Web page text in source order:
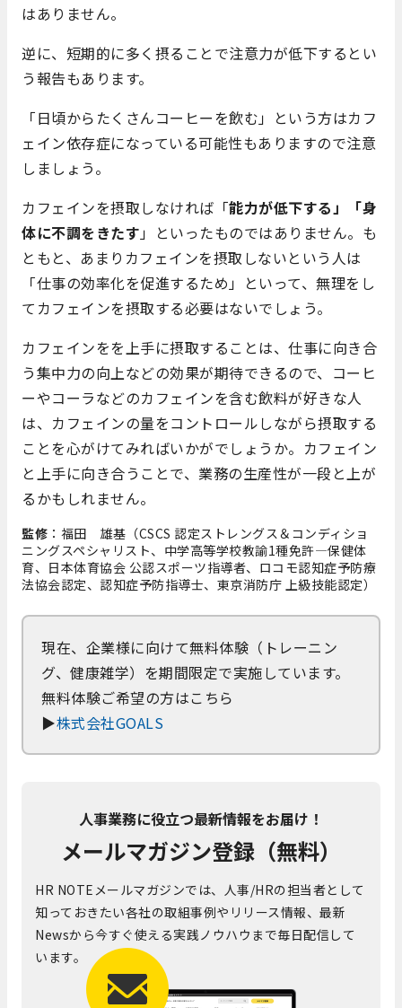
はありません。
逆に、短期的に多く摂ることで注意力が低下するとい
う報告もあります。
「日頃からたくさんコーヒーを飲む」という方はカフ
ェイン依存症になっている可能性もありますので注意
しましょう。
カフェインを摂取しなければ「能力が低下する」「身
体に不調をきたす 」といったものではありません。も
ともと、あまりカフェインを摂取しないという人は
「仕事の効率化を促進するため」といって、無理をし
てカフェインを摂取する必要はないでしょう。
カフェインをを上手に摂取することは、仕事に向き合
う集中力の向上などの効果が期待できるので、コーヒ
ーやコーラなどのカフェインを含む飲料が好きな人
は、カフェインの量をコントロールしながら摂取する
ことを心がけてみればいかがでしょうか。カフェイン
と上手に向き合うことで、業務の生産性が一段と上が
るかもしれません。
監修 ：福田 雄基（CSCS 認定ストレングス＆コンディショ
ニングスペシャリスト、中学高等学校教諭1種免許—保健体
育、日本体育協会 公認スポーツ指導者、ロコモ認知症予防療
法協会認定、認知症予防指導士、東京消防庁 上級技能認定）
現在、企業様に向けて無料体験（トレーニン
グ、健康雑学）を期間限定で実施しています。
無料体験ご希望の方はこちら
▶株式会社GOALS
人事業務に役立つ最新情報をお届け！
メールマガジン登録（無料）
HR NOTEメールマガジンでは、人事/HRの担当者として
知っておきたい各社の取組事例やリリース情報、最新
Newsから今すぐ使える実践ノウハウまで毎日配信して
います。